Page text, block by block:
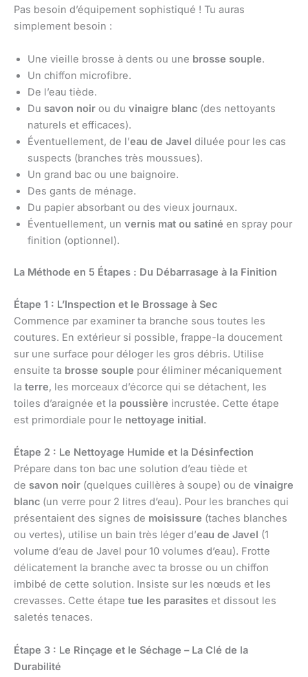
Pas besoin d’équipement sophistiqué ! Tu auras
simplement besoin :
Une vieille brosse à dents ou une brosse souple.
Un chiffon microfibre.
De l’eau tiède.
Du savon noir ou du vinaigre blanc (des nettoyants
naturels et efficaces).
Éventuellement, de l’eau de Javel diluée pour les cas
suspects (branches très moussues).
Un grand bac ou une baignoire.
Des gants de ménage.
Du papier absorbant ou des vieux journaux.
Éventuellement, un vernis mat ou satiné en spray pour
finition (optionnel).
La Méthode en 5 Étapes : Du Débarrasage à la Finition
Étape 1 : L’Inspection et le Brossage à Sec
Commence par examiner ta branche sous toutes les
coutures. En extérieur si possible, frappe-la doucement
sur une surface pour déloger les gros débris. Utilise
ensuite ta brosse souple pour éliminer mécaniquement
la terre, les morceaux d’écorce qui se détachent, les
toiles d’araignée et la poussière incrustée. Cette étape
est primordiale pour le nettoyage initial.
Étape 2 : Le Nettoyage Humide et la Désinfection
Prépare dans ton bac une solution d’eau tiède et
de savon noir (quelques cuillères à soupe) ou de vinaigre
blanc (un verre pour 2 litres d’eau). Pour les branches qui
présentaient des signes de moisissure (taches blanches
ou vertes), utilise un bain très léger d’eau de Javel (1
volume d’eau de Javel pour 10 volumes d’eau). Frotte
délicatement la branche avec ta brosse ou un chiffon
imbibé de cette solution. Insiste sur les nœuds et les
crevasses. Cette étape tue les parasites et dissout les
saletés tenaces.
Étape 3 : Le Rinçage et le Séchage – La Clé de la
Durabilité